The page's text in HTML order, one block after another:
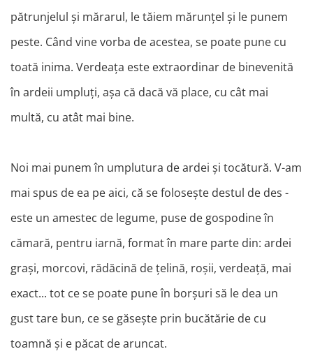
pătrunjelul și mărarul, le tăiem mărunțel și le punem
peste. Când vine vorba de acestea, se poate pune cu
toată inima. Verdeața este extraordinar de binevenită
în ardeii umpluți, așa că dacă vă place, cu cât mai
multă, cu atât mai bine.
Noi mai punem în umplutura de ardei și tocătură. V-am
mai spus de ea pe aici, că se folosește destul de des -
este un amestec de legume, puse de gospodine în
cămară, pentru iarnă, format în mare parte din: ardei
grași, morcovi, rădăcină de țelină, roșii, verdeață, mai
exact... tot ce se poate pune în borșuri să le dea un
gust tare bun, ce se găsește prin bucătărie de cu
toamnă și e păcat de aruncat.